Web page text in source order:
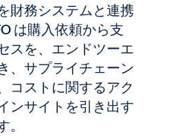
財務システムと連携
は購入依頼から支
スを、エンドツーエ
、サプライチェーン
コストに関するアク
ンサイトを引き出す